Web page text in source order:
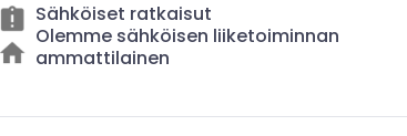
Sähköiset ratkaisut
Olemme sähköisen liiketoiminnan
ammattilainen